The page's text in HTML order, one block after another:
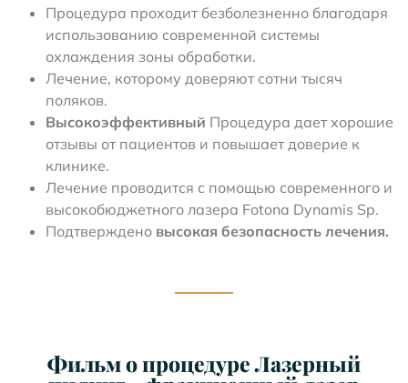
Процедура проходит безболезненно благодаря
использованию современной системы
охлаждения зоны обработки.
Лечение, которому доверяют сотни тысяч
поляков.
Высокоэффективный Процедура дает хорошие
отзывы от пациентов и повышает доверие к
клинике.
Лечение проводится с помощью современного и
высокобюджетного лазера Fotona Dynamis Sp.
Подтверждено высокая безопасность лечения.
Фильм о процедуре Лазерный